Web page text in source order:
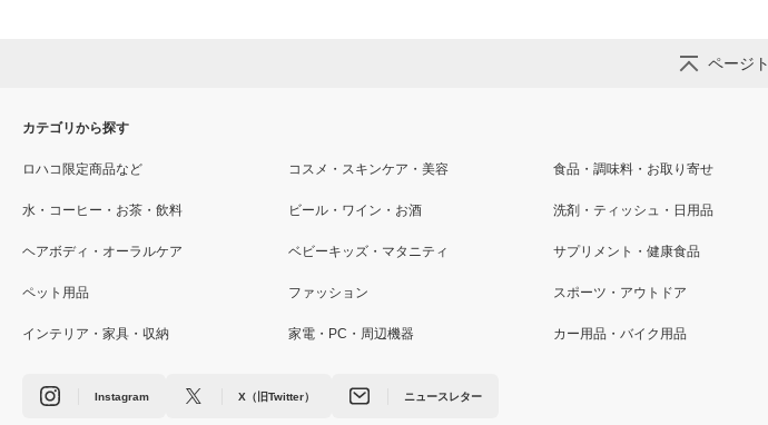
ページ
カテゴリから探す
ロハコ限定商品など コスメ・スキンケア・美容 食品・調味料・お取り寄せ
水・コーヒー・お茶・飲料 ビール・ワイン・お酒 洗剤・ティッシュ・日用品
ヘアボディ・オーラルケア ベビーキッズ・マタニティ サプリメント・健康食品
ペット用品 ファッション スポーツ・アウトドア
インテリア・家具・収納 家電・PC・周辺機器 カー用品・バイク用品
Instagram X（旧Twitter） ニュースレター